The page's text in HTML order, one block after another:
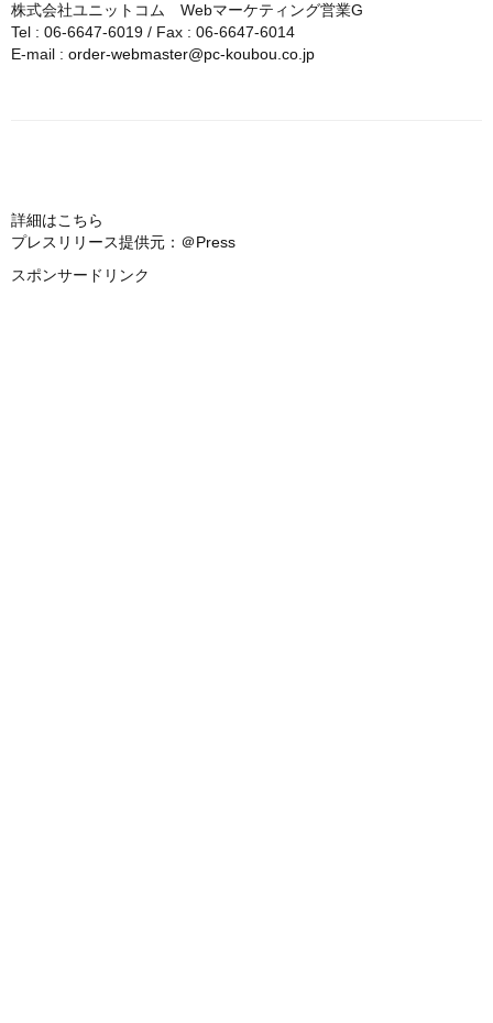
株式会社ユニットコム Webマーケティング営業G
Tel : 06-6647-6019 / Fax : 06-6647-6014
E-mail : order-webmaster@pc-koubou.co.jp
詳細はこちら
プレスリリース提供元：＠Press
スポンサードリンク